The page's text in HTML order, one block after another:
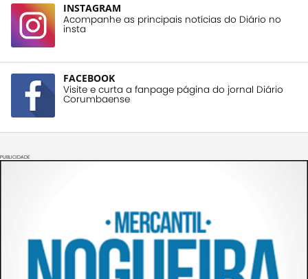
INSTAGRAM
Acompanhe as principais notícias do Diário no
insta
FACEBOOK
Visite e curta a fanpage página do jornal Diário
Corumbaense
PUBLICIDADE